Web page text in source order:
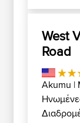
West
Road
Akumu |